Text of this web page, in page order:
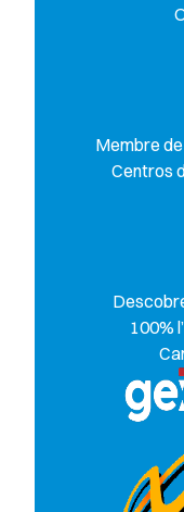
Membre
Centros
100%